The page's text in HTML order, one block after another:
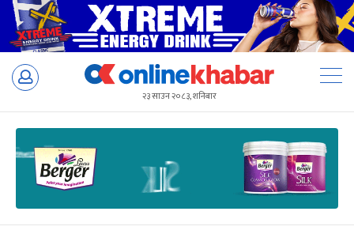
Skip
२३ साउन २०८३, शनिबार